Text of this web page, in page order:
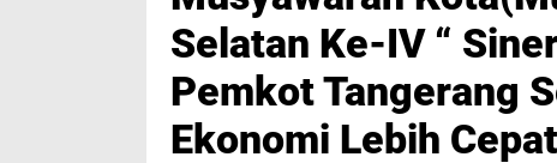
Selatan Ke-IV “
Pemkot Tangerang
Ekonomi Lebih